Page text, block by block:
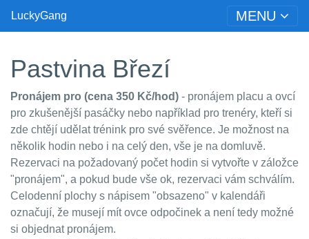
LuckyGang MENU
Pastvina Březí
Pronájem pro (cena 350 Kč/hod) - pronájem placu a ovcí
pro zkušenější pasáčky nebo například pro trenéry, kteří si
zde chtějí udělat trénink pro své svěřence. Je možnost na
několik hodin nebo i na celý den, vše je na domluvě.
Rezervaci na požadovaný počet hodin si vytvořte v záložce
"pronájem", a pokud bude vše ok, rezervaci vám schválím.
Celodenní plochy s nápisem "obsazeno" v kalendáři
označují, že musejí mít ovce odpočinek a není tedy možné
si objednat pronájem.